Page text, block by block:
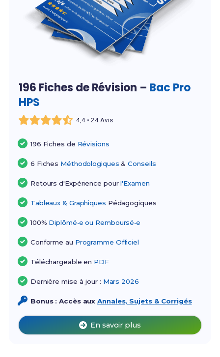
196 Fiches de Révision – Bac Pro
HPS
4,4 • 24 Avis
196 Fiches de Révisions
6 Fiches Méthodologiques &Conseils
Retours d'Expérience pourl'Examen
Tableaux & Graphiques Pédagogiques
100% Diplômé•e ou Remboursé•e
Conforme au Programme Officiel
Téléchargeable en PDF
Dernière mise à jour : Mars 2026
Bonus : Accès auxAnnales, Sujets & Corrigés
En savoir plus